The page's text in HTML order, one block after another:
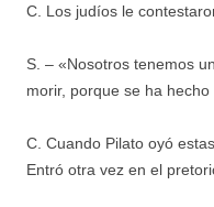
C. Los judíos le
S. – «Nosotros tenemos
morir, porque se ha hecho
C. Cuando Pilato oyó
Entró otra vez en el